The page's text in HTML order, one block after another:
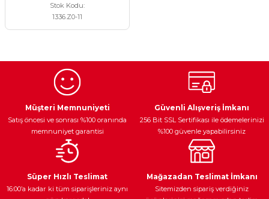
Stok Kodu
1336.Z0-11
Egzoz Sistemi
Ateşleme Sistemi Araç Yağları
Müşteri Memnuniyeti
Satış öncesi ve sonrası %100 oranında
memnuniyet garantisi
Güvenli Alışveriş İmkanı
256 Bit SSL Sertifikası ile ödemelerinizi
%100 güvenle yapabilirsiniz
Süper Hızlı Teslimat
16:00’a kadar ki tüm siparişleriniz aynı
Mağazadan Teslimat İmkanı
Sitemizden sipariş verdiğiniz